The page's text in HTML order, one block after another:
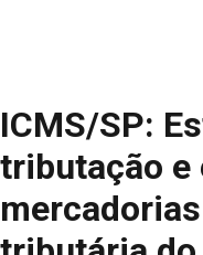
ICMS/SP:
tributação e